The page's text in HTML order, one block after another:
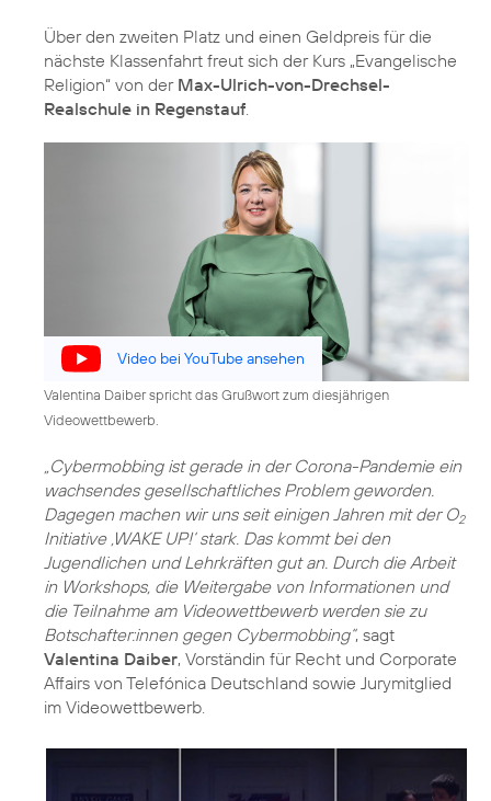
Über den zweiten Platz und einen Geldpreis für die
nächste Klassenfahrt freut sich der Kurs „Evangelische
Religion“ von der Max-Ulrich-von-Drechsel-
Realschule in Regenstauf
Video bei YouTube ansehen
Valentina Daiber spricht das Grußwort zum diesjährigen
Videowettbewerb.
„Cybermobbing ist gerade in der Corona-Pandemie ein
wachsendes gesellschaftliches Problem geworden.
Dagegen machen wir uns seit einigen Jahren mit der O2
Initiative ‚WAKE UP!‘ stark. Das kommt bei den
Jugendlichen und Lehrkräften gut an. Durch die Arbeit
in Workshops, die Weitergabe von Informationen und
die Teilnahme am Videowettbewerb werden sie zu
Botschafter:innen gegen Cybermobbing“, sagt
Valentina Daiber, Vorständin für Recht und Corporate
Affairs von Telefónica Deutschland sowie Jurymitglied
im Videowettbewerb.